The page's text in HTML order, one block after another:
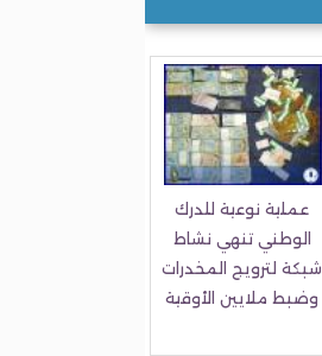
عملية نوعية للدرك
الوطني تنهي نشاط
شبكة لترويج المخدرات
وضبط ملايين الأوقية